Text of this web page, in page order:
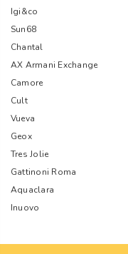
Igi&co
Sun68
Chantal
AX Armani Exchange
Camore
Cult
Vueva
Geox
Tres Jolie
Gattinoni Roma
Aquaclara
Inuovo